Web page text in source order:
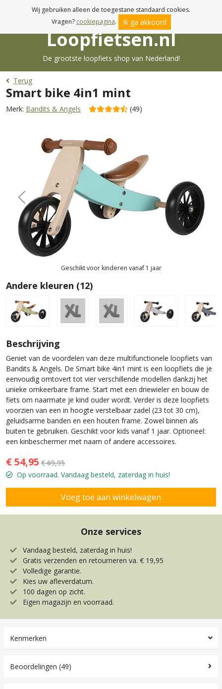
Vandaag besteld, zaterdag in huis!
Loopfietsen.nl
De grootste loopfiets shop van Nederland!
Terug
Smart bike 4in1 mint
Merk: Bandits & Angels (49)
Geschikt voor kinderen vanaf 1 jaar
Previous Next
Andere kleuren (12)
Beschrijving
Geniet van de voordelen van deze multifunctionele loopfiets van
Bandits & Angels. De Smart bike 4in1 mint is een loopfiets die je
eenvoudig omtovert tot vier verschillende modellen dankzij het
unieke omkeerbare frame. Start met een driewieler en bouw de
fiets om naarmate je kind ouder wordt. Verder is deze loopfiets
voorzien van een in hoogte verstelbaar zadel (23 tot 30 cm),
geluidsarme banden en een houten frame. Zowel binnen als
buiten te gebruiken. Geschikt voor kids vanaf 1 jaar. Optioneel:
een kinbeschermer met naam of andere accessoires.
€ 54,95 € 69,95
Op voorraad. Vandaag besteld, zaterdag in huis!
Onze services
Vandaag besteld, zaterdag in huis!
Gratis verzenden en retourneren va. € 19,95
Volledige garantie.
Kies uw afleverdatum.
100 dagen op zicht.
Eigen magazijn en voorraad.
Kenmerken
Beoordelingen (49)
Wij gebruiken alleen de toegestane standaard cookies.
Vragen? cookiepagina. Ik ga akkoord